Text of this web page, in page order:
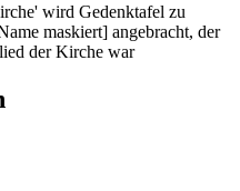
wird Gedenktafel zu
maskiert] angebracht, der
der Kirche war